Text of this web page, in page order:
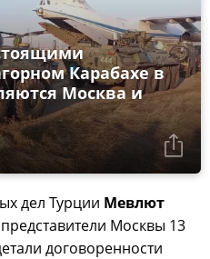
Карабахе в
Москва и
дел Турции Мевлют
Москвы 13
договоренности